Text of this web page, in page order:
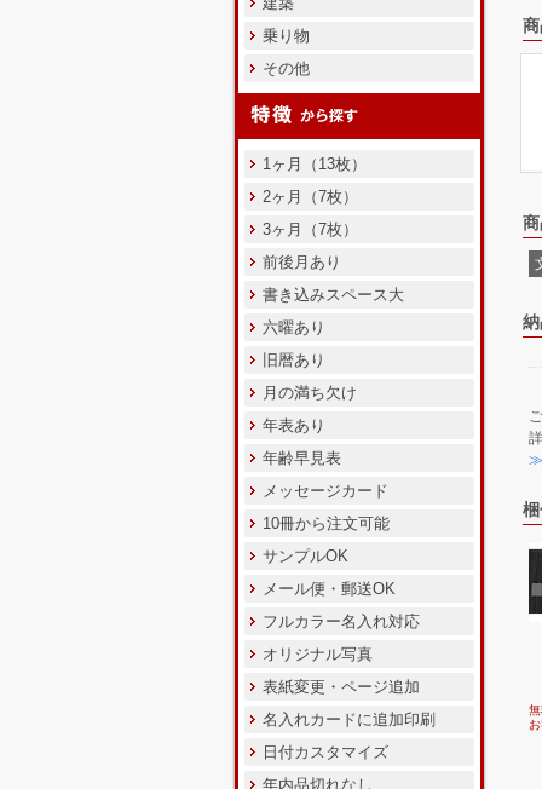
乗り物
その他
1ヶ月（13枚）
2ヶ月（7枚）
3ヶ月（7枚）
前後月あり
書き込みスペース大
六曜あり
旧暦あり
月の満ち欠け
年表あり
年齢早見表
メッセージカード
10冊から注文可能
サンプルOK
メール便・郵送OK
フルカラー名入れ対応
オリジナル写真
表紙変更・ページ追加
名入れカードに追加印刷
日付カスタマイズ
年内品切れなし
≫